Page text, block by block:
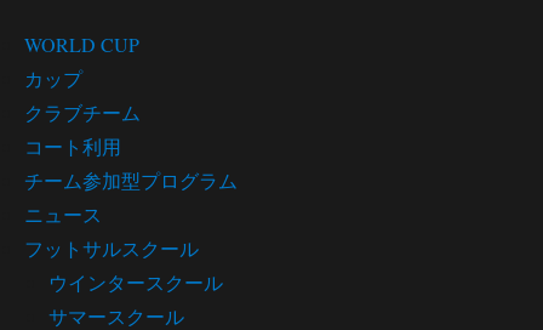
WORLD CUP
カップ
クラブチーム
コート利用
チーム参加型プログラム
ニュース
フットサルスクール
ウインタースクール
サマースクール